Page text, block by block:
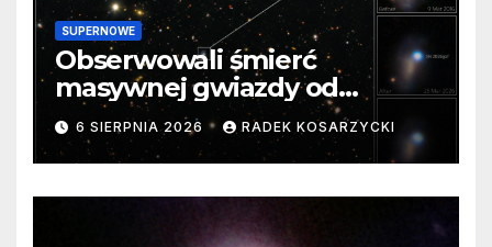
SUPERNOWE
Obserwowali śmierć
masywnej gwiazdy od
samego początku. Niezwykle
cenne dane
6 SIERPNIA 2026 RADEK KOSARZYCKI